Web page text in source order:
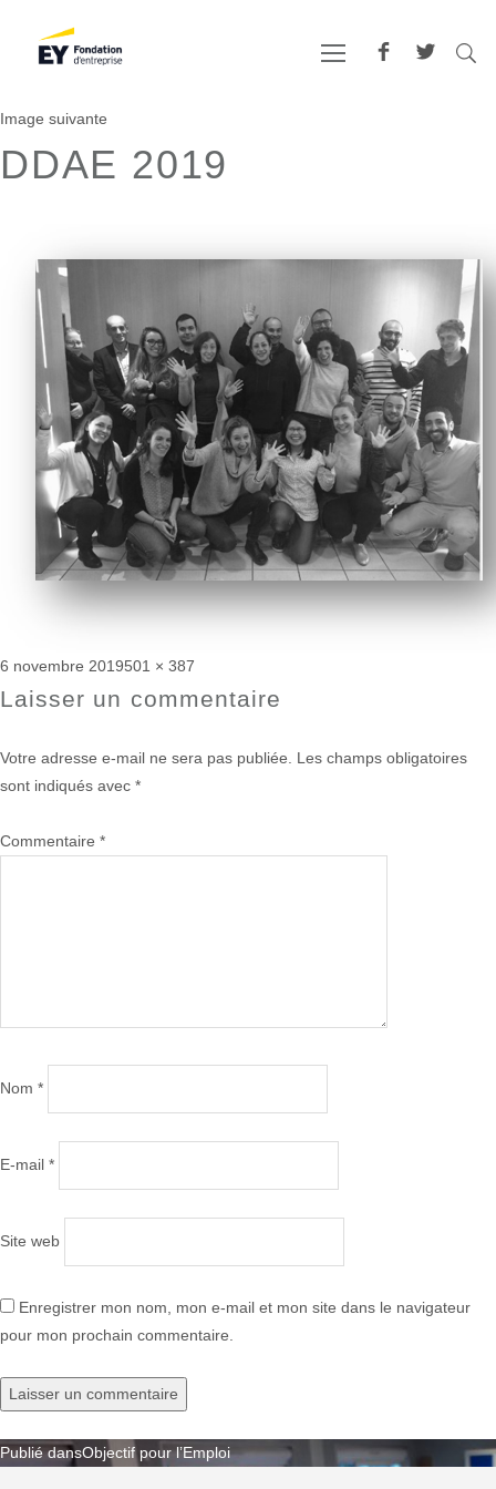
Image suivante
DDAE 2019
Publié
le
6 novembre 2019Taille
réelle
501 × 387
Laisser un commentaire
Votre adresse e-mail ne sera pas publiée.
Les champs obligatoires
sont indiqués avec *
Commentaire *
Nom *
E-mail *
Site web
Enregistrer mon nom, mon e-mail et mon site dans le navigateur
pour mon prochain commentaire.
Navigation
Publié dansObjectif pour l’Emploi